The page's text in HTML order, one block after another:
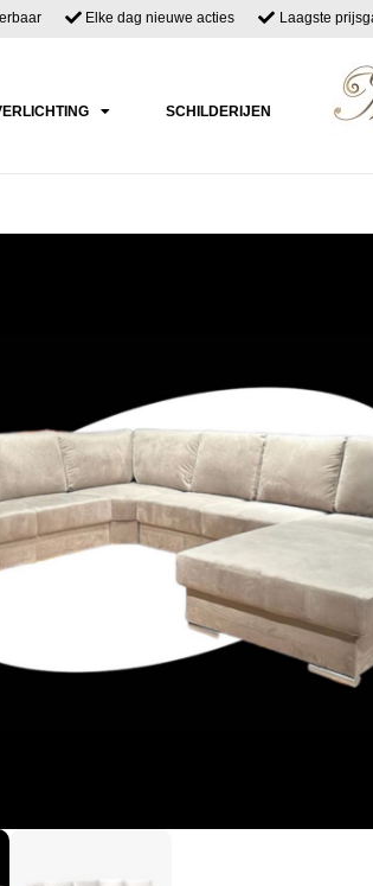
Elke dag nieuwe acties Laagste
SCHILDERIJEN